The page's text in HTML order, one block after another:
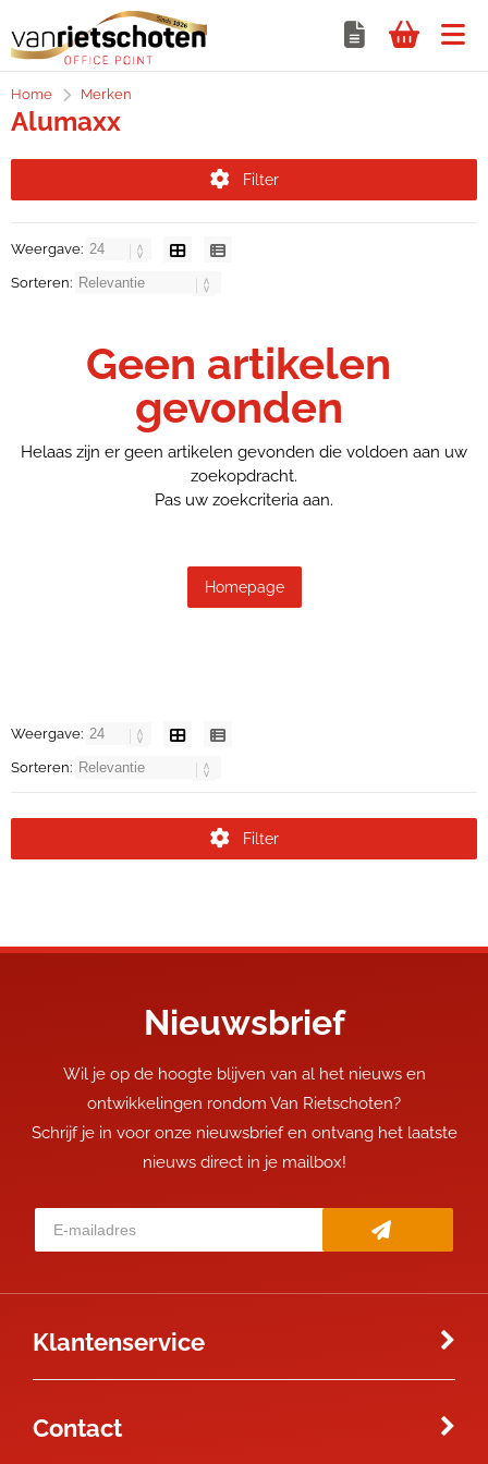
Home Merken
Alumaxx
Filter
Weergave:
Sorteren:
Geen artikelen
gevonden
Helaas zijn er geen artikelen gevonden die voldoen aan uw
zoekopdracht.
Pas uw zoekcriteria aan.
Homepage
Weergave:
Sorteren:
Filter
Nieuwsbrief
Wil je op de hoogte blijven van al het nieuws en
ontwikkelingen rondom Van Rietschoten?
Schrijf je in voor onze nieuwsbrief en ontvang het laatste
nieuws direct in je mailbox!
Klantenservice
Contact